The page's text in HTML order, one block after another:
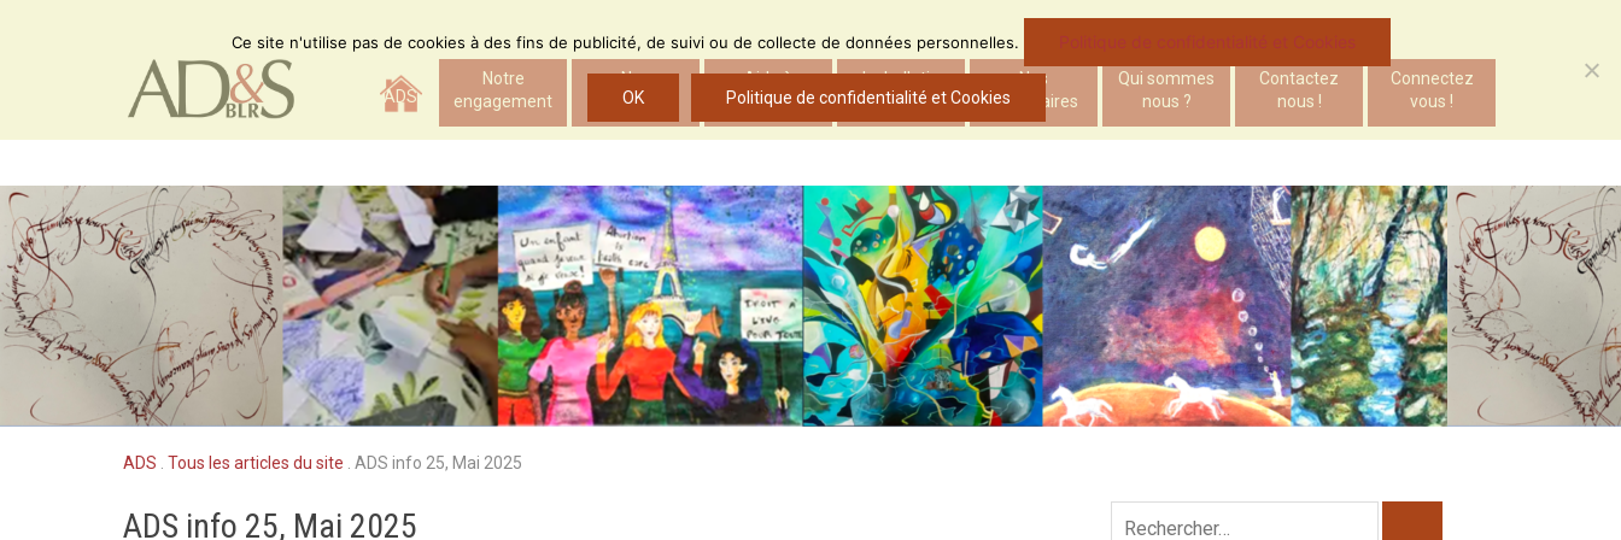
ADS
Notre
engagement
Nos
actions
Aide à
l’insertion
Le bulletin
d’ADS
Nos
partenaires
Qui sommes
nous ?
Contactez
nous !
Connectez
vous !
ADS Tous les articles du site ADS info 25, Mai 2025
ADS info 25, Mai 2025
Ce site n'utilise pas de cookies à des fins de publicité, de suivi ou de collecte de données personnelles. Politique de confidentialité et Cookies
OK Politique de confidentialité et Cookies